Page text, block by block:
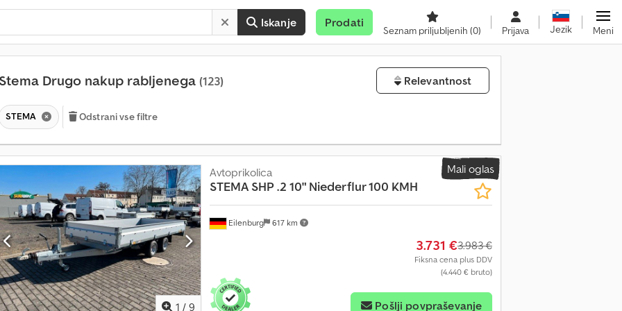
Iskanje Prodati
Seznam priljubljenih (0) Prijava Jezik Meni
Stema Drugo nakup rabljenega (123) Relevantnost
STEMA Odstrani vse filtre
Mali oglas
1 / 9
Eilenburg 617 km
Avtoprikolica
STEMA SHP .2 10" Niederflur 100 KMH
3.731 €3.983 €
Fiksna cena plus DDV
(4.440 € bruto)
Pošlji povpraševanje
V
t